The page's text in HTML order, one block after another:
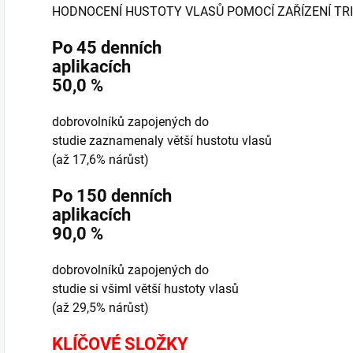
HODNOCENÍ HUSTOTY VLASŮ POMOCÍ ZAŘÍZENÍ
Po 45 denních
aplikacích
50,0 %
dobrovolníků zapojených do
studie zaznamenaly větší hustotu vlasů
(až 17,6% nárůst)
Po 150 denních
aplikacích
90,0 %
dobrovolníků zapojených do
studie si všiml větší hustoty vlasů
(až 29,5% nárůst)
KLÍČOVÉ SLOŽKY